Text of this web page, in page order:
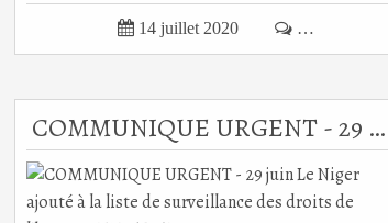
 14 juillet 2020  …
COMMUNIQUE URGENT - 29 juin Le Niger ajouté à la liste de surveillance des droits de l'homme (ENG/FRA)